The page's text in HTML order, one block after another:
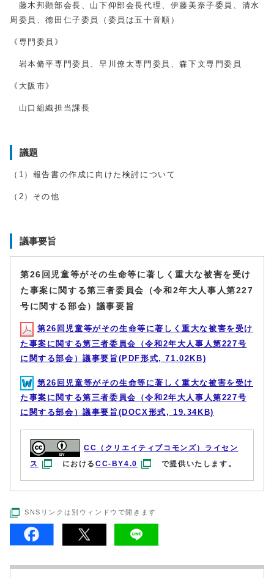
藤木邦顕部会長、山下仰部会長代理、伊藤美奈子委員、清水
周委員、徳田仁子委員（委員は五十音順）
《専門委員》
岩本脩平専門委員、早川僚太専門委員、森下文専門委員
《大阪市》
山口組織担当課長
議題
（1）報告書の作成に向けた検討について
（2）その他
議事要旨
第26回児童等がその生命等に著しく重大な被害を受け
た事案に関する第三者委員会（令和2年大人事人第227
号に関する部会）議事要旨
第26回児童等がその生命等に著しく重大な被害を受け
た事案に関する第三者委員会（令和2年大人事人第227号
に関する部会）議事要旨(PDF形式, 71.02KB)
第26回児童等がその生命等に著しく重大な被害を受け
た事案に関する第三者委員会（令和2年大人事人第227号
に関する部会）議事要旨(DOCX形式, 19.34KB)
CC（クリエイティブコモンズ）ライセン
ス
におけるCC-BY4.0 で提供いたします。
SNSリンクは別ウィンドウで開きます